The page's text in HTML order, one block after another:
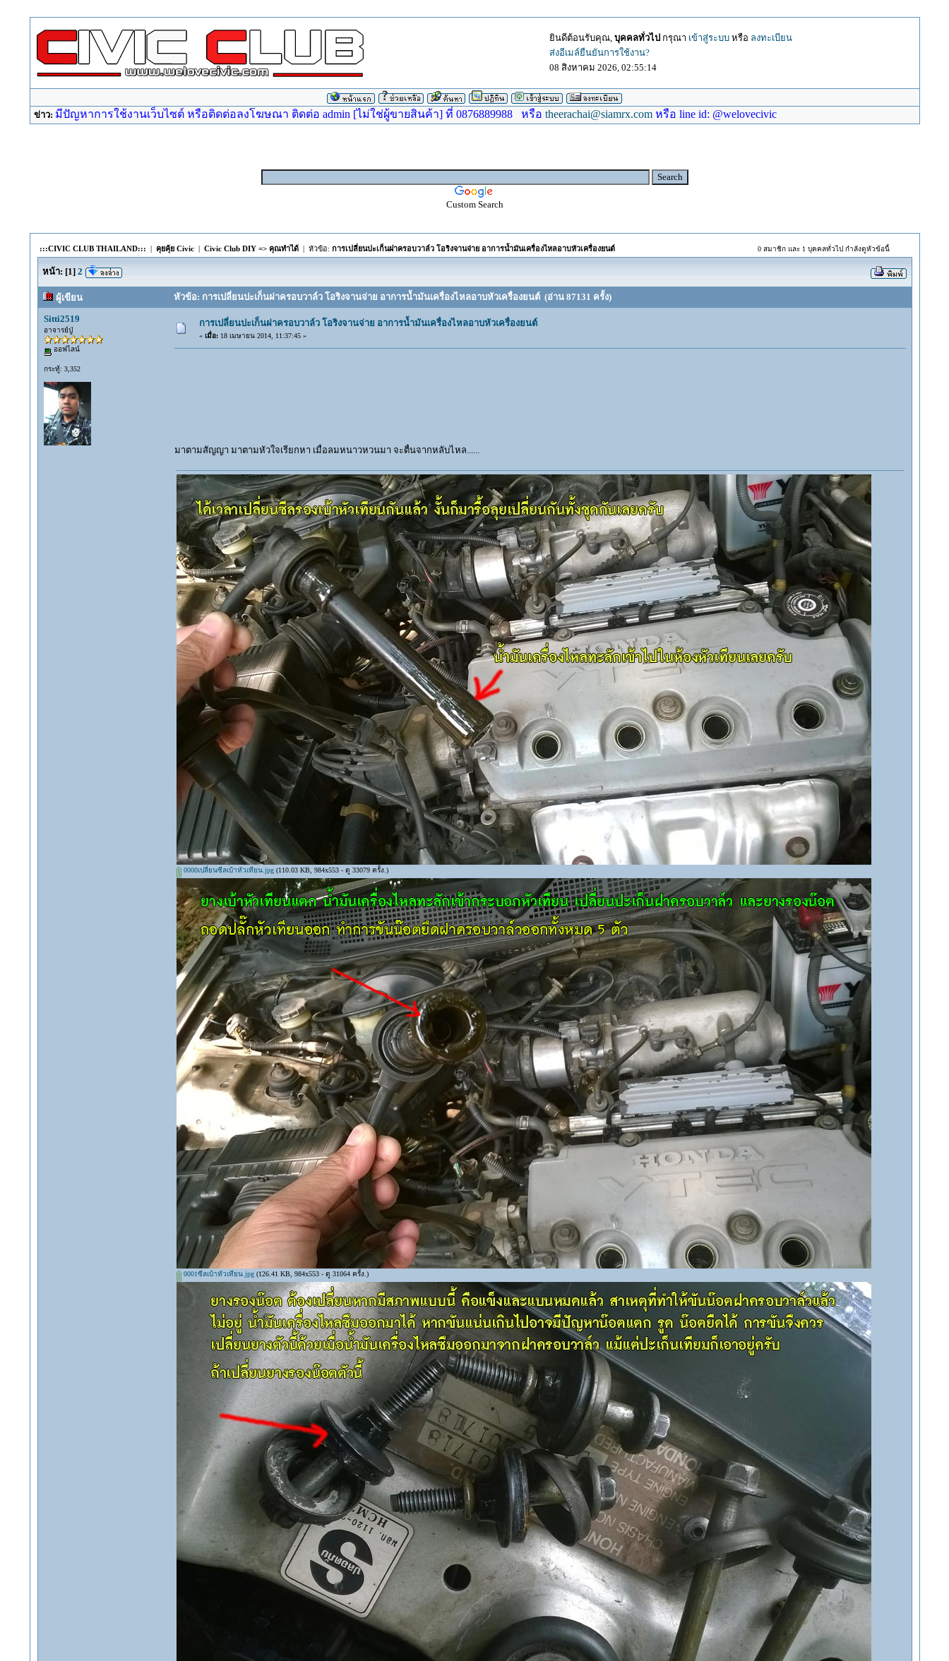
ยินดีต้อนรับคุณ, บุคคลทั่วไป กรุณา เข้าสู่ระบบหรือ ลงทะเบียน
ส่งอีเมล์ยืนยันการใช้งาน?
08 สิงหาคม 2026, 02:55:14
ข่าว: มีปัญหาการใช้งานเว็บไซต์ หรือติดต่อลงโฆษณา ติดต่อ admin [ไม่ใช่ผู้ขายสินค้า] ที่ 0876889988 หรือtheerachai@siamrx.com หรือ line id: @welovecivic
Custom Search
:::CIVIC CLUB THAILAND::: | คุยคุ้ย Civic| Civic Club DIY => คุณทำได้| หัวข้อ: การเปลี่ยนปะเก็นฝาครอบวาล์ว โอริงจานจ่าย อาการน้ำมันเครื่องไหลอาบหัวเครื่องยนต์ 0 สมาชิก และ 1 บุคคลทั่วไป กำลังดูหัวข้อนี้
หน้า: [1] 2
ผู้เขียน หัวข้อ: การเปลี่ยนปะเก็นฝาครอบวาล์ว โอริงจานจ่าย อาการน้ำมันเครื่องไหลอาบหัวเครื่องยนต์ (อ่าน 87131 ครั้ง)
Sitti2519
อาจารย์ปู่
ออฟไลน์
กระทู้: 3,352
การเปลี่ยนปะเก็นฝาครอบวาล์ว โอริงจานจ่าย อาการน้ำมันเครื่องไหลอาบหัวเครื่องยนต์
« เมื่อ:18 เมษายน 2014, 11:37:45 »
มาตามสัญญา มาตามหัวใจเรียกหา เมื่อลมหนาวหวนมา จะตื่นจากหลับไหล......
0000เปลี่ยนซีลเบ้าหัวเทียน.jpg(110.03 KB, 984x553 - ดู 33079 ครั้ง.)
0001ซีลเบ้าหัวเทียน.jpg(126.41 KB, 984x553 - ดู 31064 ครั้ง.)